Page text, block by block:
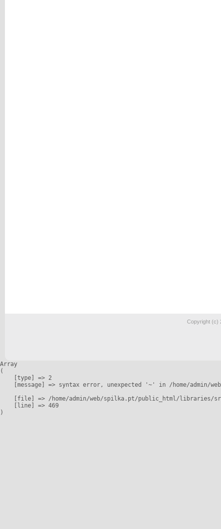
Copyright (c)
Array
(
    [type] => 2
[message] => syntax error, unexpected '~' in /home/admin/
[file] => /home/admin/web/spilka.pt/public_html/libraries/
    [line] => 469